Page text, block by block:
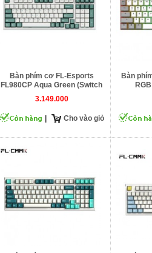
Bàn phím cơ FL-Esports
FL980CP Aqua Green (Switch
Rosa)
3.149.000
Cho vào giỏ
Bàn